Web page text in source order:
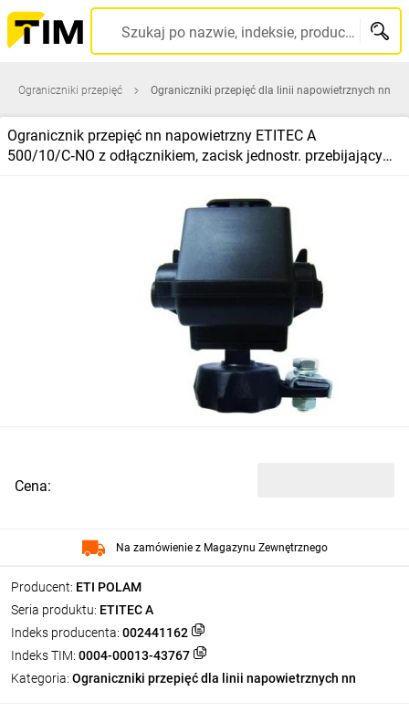
Szukaj po nazwie, indeksie, producencie, kodzie kreskowym...
Ograniczniki przepięć Ograniczniki przepięć dla linii napowietrznych nn
Ogranicznik przepięć nn napowietrzny ETITEC A
500/10/C‑NO z odłącznikiem, zacisk jednostr. przebijający
Producent: ETI POLAM
Seria produktu: ETITEC A
Indeks producenta: 002441162
Indeks TIM: 0004-00013-43767
Kategoria: Ograniczniki przepięć dla linii napowietrznych nn
Cena:
Na zamówienie z Magazynu Zewnętrznego